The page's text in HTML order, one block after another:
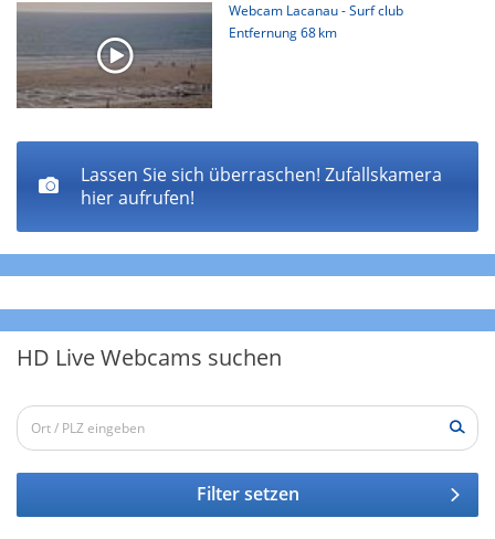
Webcam Lacanau - Surf club
Entfernung68 km
Lassen Sie sich überraschen! Zufallskamera
hier aufrufen!
HD Live Webcams suchen
Filter setzen